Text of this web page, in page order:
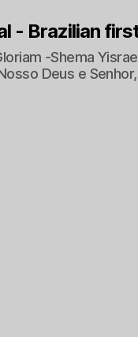
- Brazilian
-Shema
Deus e